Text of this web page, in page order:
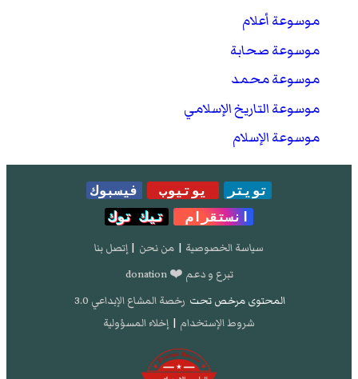
حلية الأولياء لأبي نعيم، عُثْمَانُ بْنُ مَظْعُونٍ، رقم
الحديث: 326
2017 على موقع واي باك مشين.
حلية الأولياء لأبي نعيم، عُثْمَانُ بْنُ مَظْعُونٍ، رقم
الحديث: 322
- تصفح:
حلية الأولياء لأبي نعيم، عُثْمَانُ بْنُ مَظْعُونٍ، رقم
موسوعة أعلام
موسوعة صحابة
موسوعة محمد
موسوعة التاريخ الإسلامي
موسوعة الإسلام
تويتر يوتيوب
فيسبوك
انستقرام
تيك توك
سياسة الخصوصية | من نحن | إتصل بنا
تبرع و دعم ❤️ donation
المحتوى مرخص تحت رخصة المشاع الإبداعي 3.0
شروط الإستخدام | إخلاء المسؤولية